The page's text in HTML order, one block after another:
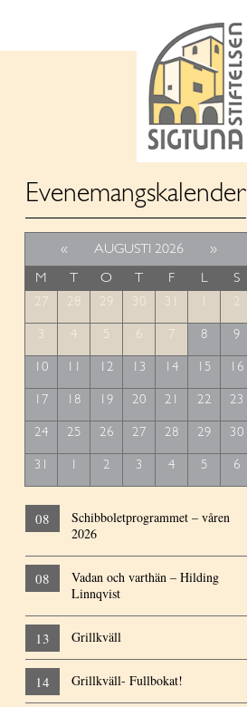
Evenemangskalender
« AUGUSTI 2026
»
M
T O T F L S
27 28 29 30 31 2
3 4 5 6 7 8 9
10 11 12 13 14 15 16
17 18 19 20 21 22 23
24 25 26 27 28 29 30
31 1 2 3 4 5 6
08
Schibboletprogrammet – våren
2026
08
Vadan och varthän – Hilding
Linnqvist
13 Grillkväll
14 Grillkväll- Fullbokat!